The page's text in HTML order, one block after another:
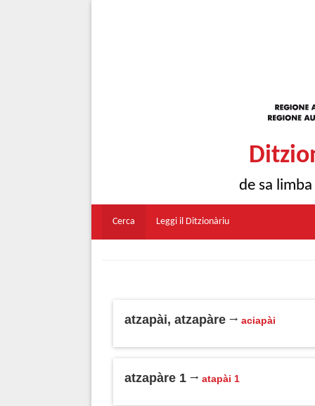
de sa
Cerca Leggi il Ditzionàriu
atzapài, atzapàre aciapài
atzapàre 1 atapài 1